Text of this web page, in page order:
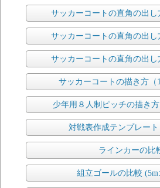
サッカーコートの直角の出し
サッカーコートの直角の出し
サッカーコートの直角の出し
サッカーコートの描き方（
少年用８人制ピッチの描き方
対戦表作成テンプレート
ラインカーの比
組立ゴールの比較 (5m